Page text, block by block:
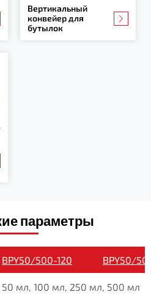
Вертикальный
конвейер для
бутылок
параметры
BPY50/500-120 BPY50/
50 мл, 100 мл, 250 мл, 500 мл